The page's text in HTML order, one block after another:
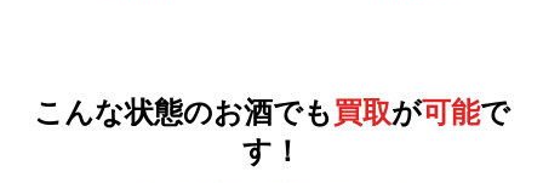
こんな状態のお酒でも買取が可能で
す！